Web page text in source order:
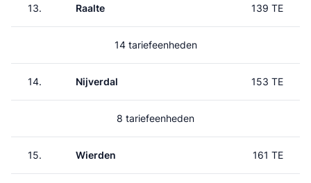
13. Raalte 139 TE
14 tariefeenheden
14. Nijverdal 153 TE
8 tariefeenheden
15. Wierden 161 TE